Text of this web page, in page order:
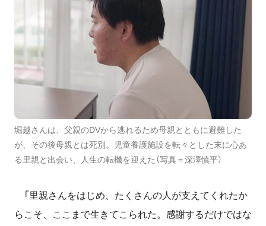
堀越さんは、父親のDVから逃れるため母親とともに避難した
が、その後母親とは死別。児童養護施設を転々とした末に心あ
る里親と出会い、人生の転機を迎えた（写真＝深澤慎平）
「里親さんをはじめ、たくさんの人が支えてくれたか
らこそ、ここまで生きてこられた。感謝するだけではな